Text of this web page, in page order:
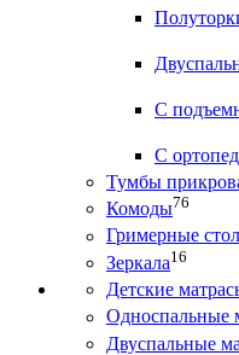
С
С
Тумбы
Комоды76
Гримерные
Зеркала16
Детские
Односпальные
Двуспальные